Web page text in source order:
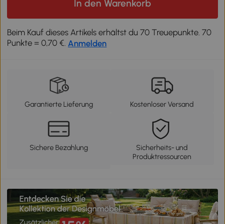
In den Warenkorb
Beim Kauf dieses Artikels erhältst du 70 Treuepunkte. 70
Punkte = 0,70 €. Anmelden
Garantierte Lieferung Kostenloser Versand
Sichere Bezahlung
Sicherheits- und
Produktressourcen